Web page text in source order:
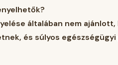
általában nem
és súlyos